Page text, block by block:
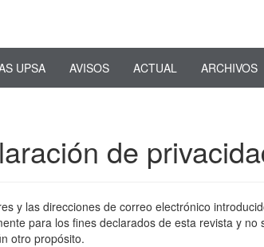
UPSA
AVISOS ACTUAL ARCHIVOS
de
y las direcciones de correo electrónico
para los fines declarados de esta revista y
otro propósito.